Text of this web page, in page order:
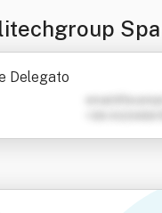
Spa
Delegato